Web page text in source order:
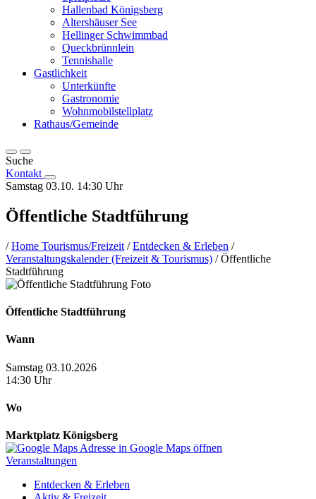
Hallenbad Königsberg
Altershäuser See
Hellinger Schwimmbad
Queckbrünnlein
Tennishalle
Gastlichkeit
Unterkünfte
Gastronomie
Wohnmobilstellplatz
Rathaus/Gemeinde
Suche
Kontakt
Samstag 03.10. 14:30 Uhr
Öffentliche Stadtführung
/Home Tourismus/Freizeit /Entdecken & Erleben /
Veranstaltungskalender (Freizeit & Tourismus) /Öffentliche
Stadtführung
Öffentliche Stadtführung
Wann
Samstag 03.10.2026
14:30 Uhr
Wo
Marktplatz Königsberg
Adresse in Google Maps öffnen
Veranstaltungen
Entdecken & Erleben